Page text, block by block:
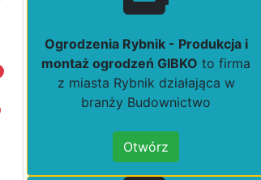
Ogrodzenia Rybnik - Produkcja i
montaż ogrodzeń GIBKO to firma
z miasta Rybnik działająca w
branży Budownictwo
Otwórz